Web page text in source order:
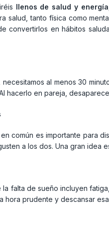
llenos de salud y
salud, tanto física como
convertirlos en hábitos
al menos 30
hacerlo en pareja,
común es importante para
a los dos. Una gran idea
falta de sueño incluyen
hora prudente y descansar